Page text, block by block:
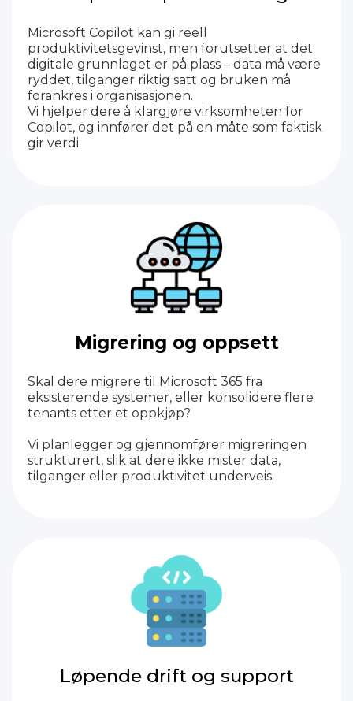
Microsoft Copilot kan gi reell
produktivitetsgevinst, men forutsetter at det
digitale grunnlaget er på plass – data må være
ryddet, tilganger riktig satt og bruken må
forankres i organisasjonen.
Vi hjelper dere å klargjøre virksomheten for
Copilot, og innfører det på en måte som faktisk
gir verdi.
Migrering og oppsett
Skal dere migrere til Microsoft 365 fra
eksisterende systemer, eller konsolidere flere
tenants etter et oppkjøp?
Vi planlegger og gjennomfører migreringen
strukturert, slik at dere ikke mister data,
tilganger eller produktivitet underveis.
Løpende drift og support